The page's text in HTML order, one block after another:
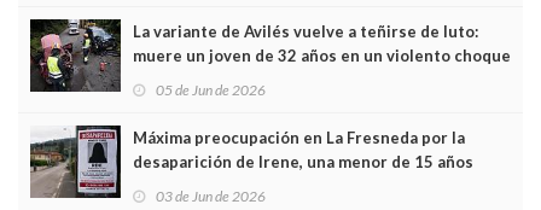
La variante de Avilés vuelve a teñirse de luto:
muere un joven de 32 años en un violento choque
05 de Jun de 2026
Máxima preocupación en La Fresneda por la
desaparición de Irene, una menor de 15 años
03 de Jun de 2026